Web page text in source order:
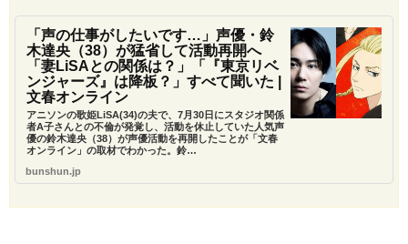
「声の仕事がしたいです…」声優・鈴
木達央（38）が猛省して活動再開へ
「妻LiSAとの関係は？」「『東京リベ
ンジャーズ』は降板？」すべて聞いた |
文春オンライン
アニソンの歌姫LiSA(34)の夫で、7月30日にスタジオ関係
者A子さんとの不倫が発覚し、活動を休止していた人気声
優の鈴木達央（38）が声優活動を再開したことが「文春
オンライン」の取材でわかった。鈴…
bunshun.jp